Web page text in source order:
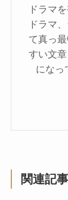
ドラマ
ドラマ
て真っ
すい文
になっ
関連記事